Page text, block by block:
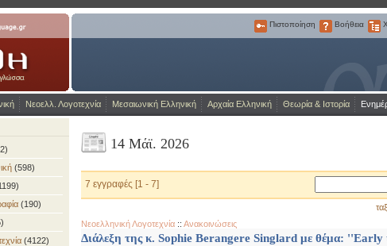
Η Πύλη για την ελληνική γλώσσα
Πιστοποίηση
Πιστοποίηση
Βοήθεια
Βοήθεια
Νεοελλ. Λογοτεχνία Μεσαιωνική Ελληνική Αρχαία Ελληνική Θεωρία & Ιστορία
(598)
(190)
(4122)
14 Μάϊ. 2026
7 εγγραφές [1 - 7]
Νεοελληνική Λογοτεχνία :: Ανακοινώσεις
Διάλεξη της κ. Sophie Berangere Singlard με θέμα: